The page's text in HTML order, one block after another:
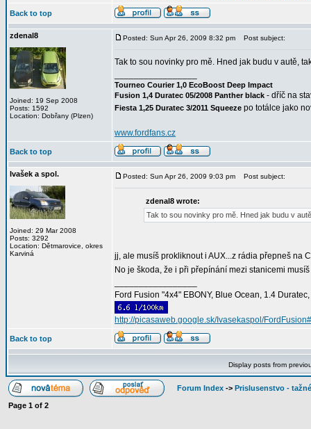
Back to top
zdenal8
Joined: 19 Sep 2008
Posts: 1592
Location: Dobřany (Plzen)
Posted: Sun Apr 26, 2009 8:32 pm Post subject:
Tak to sou novinky pro mě. Hned jak budu v autě,
Tourneo Courier 1,0 EcoBoost Deep Impact
Fusion 1,4 Duratec 05/2008 Panther black - dříč na
Fiesta 1,25 Duratec 3/2011 Squeeze po totálce jako
www.fordfans.cz
Back to top
Ivašek a spol.
Joined: 29 Mar 2008
Posts: 3292
Location: Dětmarovice, okres
Karviná
Posted: Sun Apr 26, 2009 9:03 pm Post subject:
zdenal8 wrote:
Tak to sou novinky pro mě. Hned jak budu v
jj, ale musíš prokliknout i AUX...z rádia přepneš na
No je škoda, že i při přepínání mezi stanicemi
Ford Fusion "4x4" EBONY, Blue Ocean, 1.4
http://picasaweb.google.sk/Ivasekaspol/FordFusion#
Back to top
Display posts from
Forum Index -> Prislusenstvo -
Page 1 of 2